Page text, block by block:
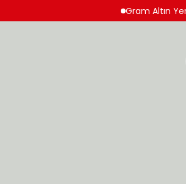
Gram Altın Yeni